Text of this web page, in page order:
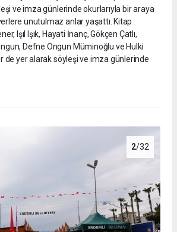
ve imza günlerinde okurlarıyla bir araya
unutulmaz anlar yaşattı. Kitap
Işıl Işık, Hayati İnanç, Gökçen Çatlı,
Defne Ongun Müminoğlu ve Hulki
de yer alarak söyleşi ve imza günlerinde
2/32